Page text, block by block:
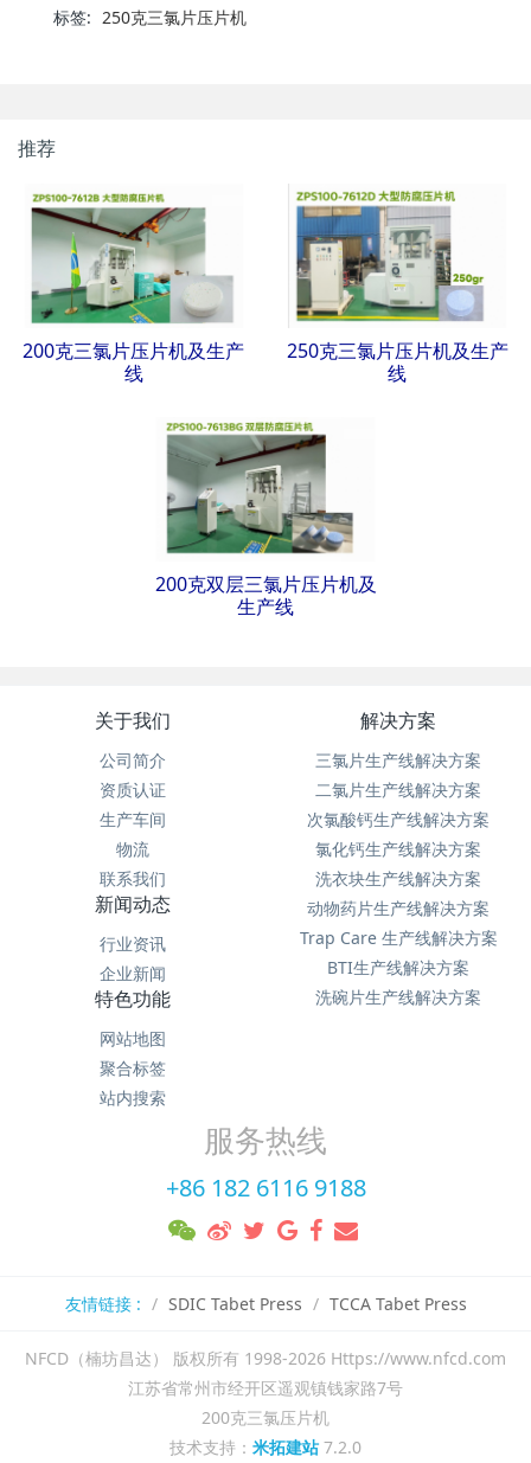
标签: 250克三氯片压片机
推荐
200克三氯片压片机及生产
线
250克三氯片压片机及生产
线
200克双层三氯片压片机及
生产线
关于我们
公司简介
资质认证
生产车间
物流
联系我们
解决方案
三氯片生产线解决方案
二氯片生产线解决方案
次氯酸钙生产线解决方案
氯化钙生产线解决方案
洗衣块生产线解决方案
动物药片生产线解决方案
Trap Care 生产线解决方案
BTI生产线解决方案
洗碗片生产线解决方案
新闻动态
行业资讯
企业新闻
特色功能
网站地图
聚合标签
站内搜索
服务热线
+86 182 6116 9188
友情链接 : SDIC Tabet Press TCCA Tabet Press
NFCD（楠坊昌达） 版权所有 1998-2026 Https://www.nfcd.com
江苏省常州市经开区遥观镇钱家路7号
200克三氯压片机
技术支持： 米拓建站 7.2.0